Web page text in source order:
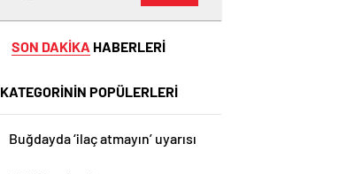
SON DAKİKA HABERLERİ
KATEGORİNİN POPÜLERLERİ
Buğdayda ‘ilaç atmayın’ uyarısı